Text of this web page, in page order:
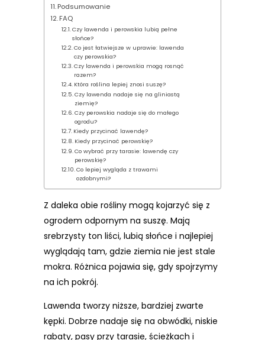
Podsumowanie
FAQ
Czy lawenda i perowskia lubią pełne
słońce?
Co jest łatwiejsze w uprawie: lawenda
czy perowskia?
Czy lawenda i perowskia mogą rosnąć
razem?
Która roślina lepiej znosi suszę?
Czy lawenda nadaje się na gliniastą
ziemię?
Czy perowskia nadaje się do małego
ogrodu?
Kiedy przycinać lawendę?
Kiedy przycinać perowskię?
Co wybrać przy tarasie: lawendę czy
perowskię?
Co lepiej wygląda z trawami
ozdobnymi?
Z daleka obie rośliny mogą kojarzyć się z
ogrodem odpornym na suszę. Mają
srebrzysty ton liści, lubią słońce i najlepiej
wyglądają tam, gdzie ziemia nie jest stale
mokra. Różnica pojawia się, gdy spojrzymy
na ich pokrój.
Lawenda tworzy niższe, bardziej zwarte
kępki. Dobrze nadaje się na obwódki, niskie
rabaty, pasy przy tarasie, ścieżkach i